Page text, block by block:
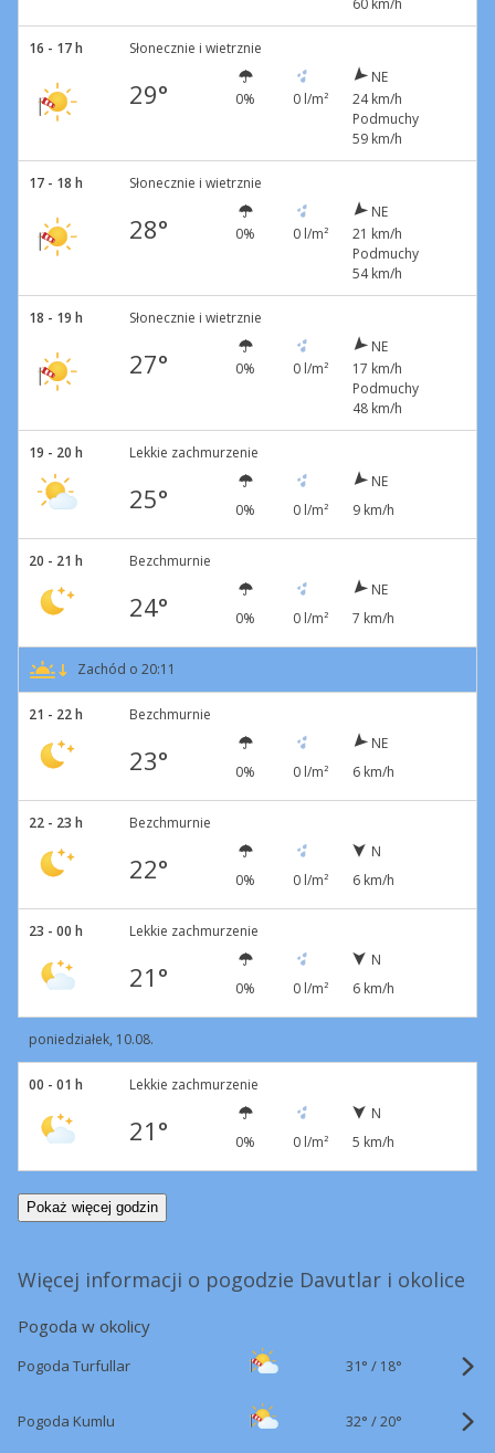
60 km/h
16 - 17 h Słonecznie i wietrznie
29° 0% 0 l/m²
NE
24 km/h
Podmuchy
59 km/h
17 - 18 h Słonecznie i wietrznie
28° 0% 0 l/m²
NE
21 km/h
Podmuchy
54 km/h
18 - 19 h Słonecznie i wietrznie
27° 0% 0 l/m²
NE
17 km/h
Podmuchy
48 km/h
19 - 20 h Lekkie zachmurzenie
25° 0% 0 l/m²
NE
9 km/h
20 - 21 h Bezchmurnie
24° 0% 0 l/m²
NE
7 km/h
Zachód o 20:11
21 - 22 h Bezchmurnie
23° 0% 0 l/m²
NE
6 km/h
22 - 23 h Bezchmurnie
22° 0% 0 l/m²
N
6 km/h
23 - 00 h Lekkie zachmurzenie
21° 0% 0 l/m²
N
6 km/h
poniedziałek, 10.08.
00 - 01 h Lekkie zachmurzenie
21° 0% 0 l/m²
N
5 km/h
Pokaż więcej godzin
Więcej informacji o pogodzie Davutlar i okolice
Pogoda w okolicy
Pogoda Turfullar 31° / 18°
Pogoda Kumlu 32° /20°